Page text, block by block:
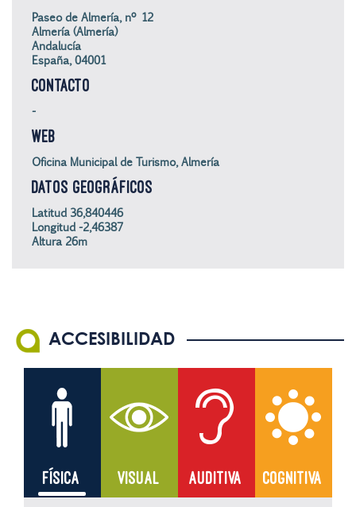
Paseo de Almería, nº 12
Almería (Almería)
Andalucía
España, 04001
CONTACTO
-
WEB
Oficina Municipal de Turismo, Almería
DATOS GEOGRÁFICOS
Latitud 36,840446
Longitud -2,46387
Altura 26m
ACCESIBILIDAD
FÍSICA VISUAL AUDITIVA COGNITIVA